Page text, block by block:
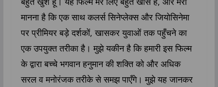
मानना है कि एक साथ कलर्स सिनेप्लेक्स और जियोसिनेमा
पर प्रीमियर बड़े दर्शकों, खासकर युवाओं तक पहुँचने का
एक उपयुक्त तरीका है। मुझे यकीन है कि हमारी इस फिल्म
के द्वारा बच्चे भगवान हनुमान की शक्ति को और अधिक
सरल व मनोरंजक तरीके से समझ पाएँगे। मुझे यह जानकर